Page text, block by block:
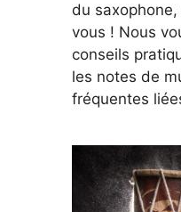
du
vous ! Nous
conseils
les notes de
fréquentes